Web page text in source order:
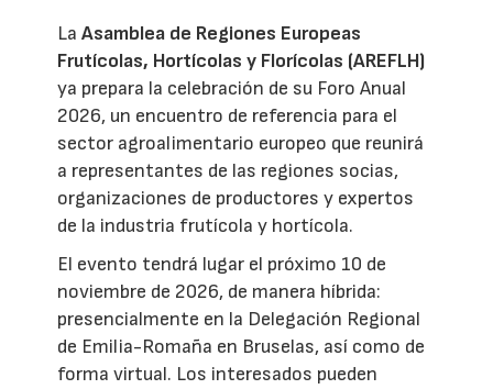
LaAsamblea de Regiones Europeas
Frutícolas, Hortícolas y Florícolas (AREFLH)
ya prepara la celebración de su Foro Anual
2026, un encuentro de referencia para el
sector agroalimentario europeo que reunirá
a representantes de las regiones socias,
organizaciones de productores y expertos
de la industria frutícola y hortícola.
El evento tendrá lugar el próximo 10 de
noviembre de 2026, de manera híbrida:
presencialmente en la Delegación Regional
de Emilia-Romaña en Bruselas, así como de
forma virtual. Los interesados pueden